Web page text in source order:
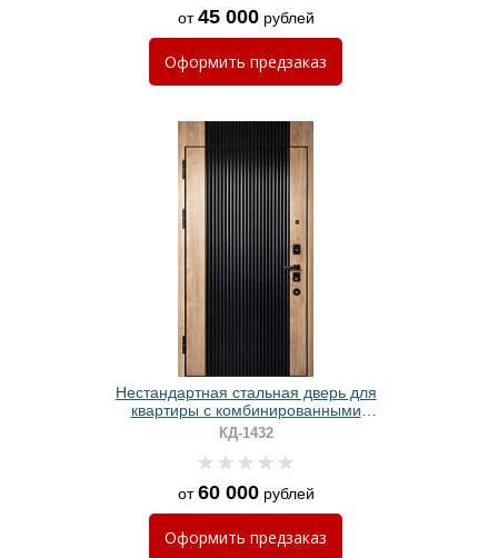
от45 000рублей
Оформить предзаказ
Нестандартная стальная дверь для
квартиры с комбинированными
панелями МДФ
КД-1432
от60 000рублей
Оформить предзаказ